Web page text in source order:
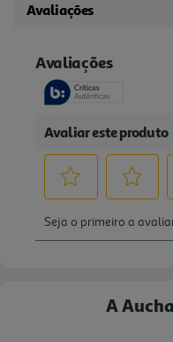
Avaliações
A